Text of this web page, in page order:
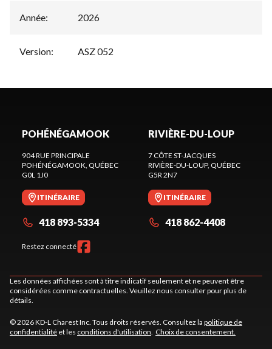
Année: 2026
Version: ASZ 052
POHÉNÉGAMOOK
904 RUE PRINCIPALE
POHÉNÉGAMOOK, QUÉBEC
G0L 1J0
ITINÉRAIRE
418 893-5334
Restez connecté
RIVIÈRE-DU-LOUP
7 CÔTE ST-JACQUES
RIVIÈRE-DU-LOUP, QUÉBEC
G5R 2N7
ITINÉRAIRE
418 862-4408
Les données affichées sont à titre indicatif seulement et ne peuvent être
considérées comme contractuelles. Veuillez nous consulter pour plus de
détails.
© 2026 KD-L Charest Inc. Tous droits réservés. Consultez la politique de
confidentialité et les conditions d'utilisation. Choix de consentement.